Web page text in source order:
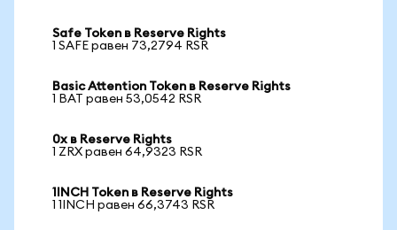
Safe Token в Reserve Rights
1 SAFE равен 73,2794 RSR
Basic Attention Token в Reserve Rights
1 BAT равен 53,0542 RSR
0x в Reserve Rights
1 ZRX равен 64,9323 RSR
1INCH Token в Reserve Rights
1 1INCH равен 66,3743 RSR